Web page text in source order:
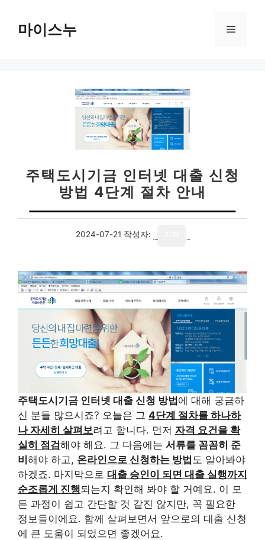
마이스누 메
주택도시기금 인터넷 대출 신청
방법 4단계 절차 안내
2024-07-21 작성자:
주택도시기금 인터넷 대출 신청 방법에 대해 궁금하
신 분들 많으시죠? 오늘은 그 4단계 절차를 하나하
나 자세히 살펴보려고 합니다. 먼저 자격 요건을 확
실히 점검해야 해요. 그 다음에는 서류를 꼼꼼히 준
비해야 하고, 온라인으로 신청하는 방법 도 알아봐야
하겠죠. 마지막으로 대출 승인이 되면 대출 실행까지
순조롭게 진행되는지 확인해 봐야 할 거예요. 이 모
든 과정이 쉽고 간단할 것 같진 않지만, 꼭 필요한
정보들이에요. 함께 살펴보면서 앞으로의 대출 신청
에 큰 도움이 되었으면 좋겠어요.